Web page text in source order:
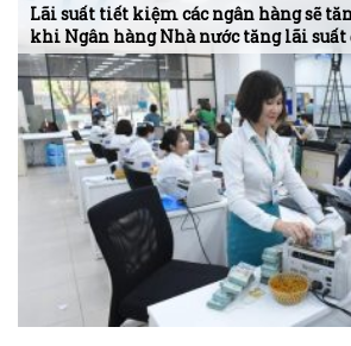
Lãi suất tiết kiệm các ngân hàng sẽ
khi Ngân hàng Nhà nước tăng lãi suất